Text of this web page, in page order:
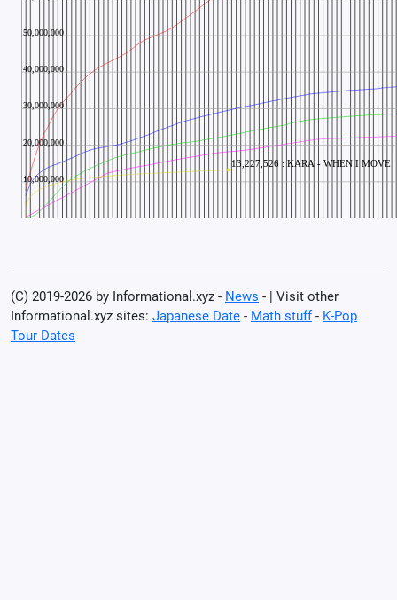
(C) 2019-2026 by Informational.xyz - News - | Visit other
Informational.xyz sites: Japanese Date - Math stuff- K-Pop
Tour Dates